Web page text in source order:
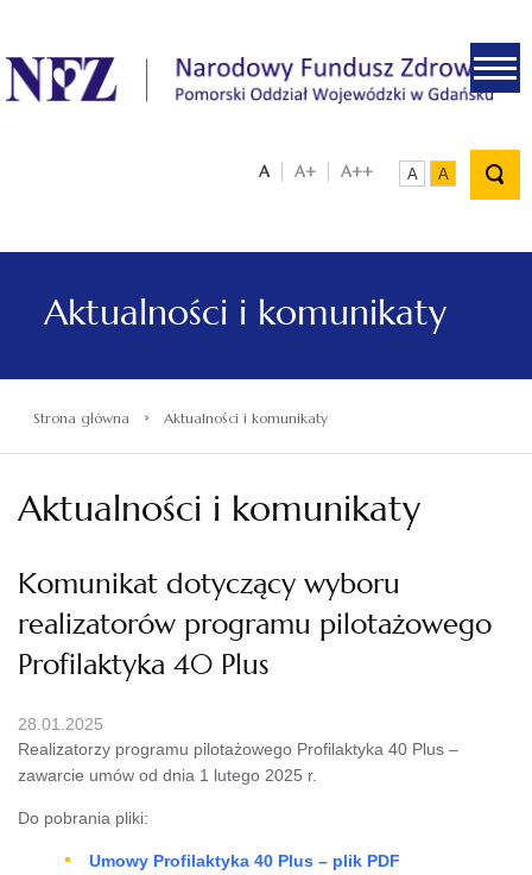
.
A A+ A++ A A
Aktualności i komunikaty
Strona główna › Aktualności i komunikaty
Aktualności i komunikaty
Komunikat dotyczący wyboru
realizatorów programu pilotażowego
Profilaktyka 40 Plus
28.01.2025
Realizatorzy programu pilotażowego Profilaktyka 40 Plus –
zawarcie umów od dnia 1 lutego 2025 r.
Do pobrania pliki:
Umowy Profilaktyka 40 Plus – plik PDF